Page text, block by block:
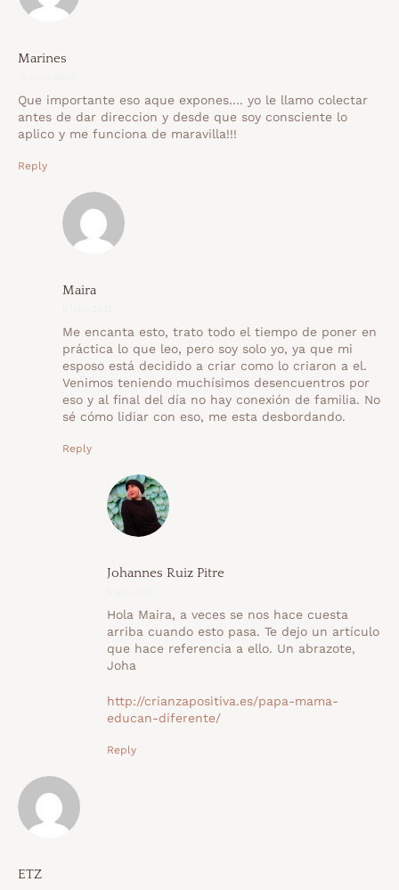
Marines
Que importante eso aque expones…. yo le llamo colectar
antes de dar direccion y desde que soy consciente lo
aplico y me funciona de maravilla!!!
Reply
Maira
Me encanta esto, trato todo el tiempo de poner en
práctica lo que leo, pero soy solo yo, ya que mi
esposo está decidido a criar como lo criaron a el.
Venimos teniendo muchísimos desencuentros por
eso y al final del día no hay conexión de familia. No
sé cómo lidiar con eso, me esta desbordando.
Reply
Johannes Ruiz Pitre
Hola Maira, a veces se nos hace cuesta
arriba cuando esto pasa. Te dejo un artículo
que hace referencia a ello. Un abrazote,
Joha
http://crianzapositiva.es/papa-mama-
educan-diferente/
Reply
ETZ